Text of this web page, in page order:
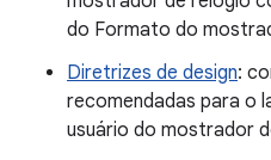
do Formato do
Diretrizes de design:
recomendadas para o
usuário do mostrador